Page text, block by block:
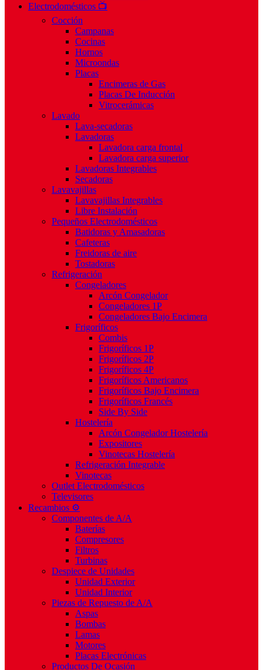
Electrodomésticos 📺
Cocción
Campanas
Cocinas
Hornos
Microondas
Placas
Encimeras de Gas
Placas De Inducción
Vitrocerámicas
Lavado
Lava-secadoras
Lavadoras
Lavadora carga frontal
Lavadora carga superior
Lavadoras Integrables
Secadoras
Lavavajillas
Lavavajillas Integrables
Libre Instalación
Pequeños Electrodomésticos
Batidoras y Amasadoras
Cafeteras
Freidoras de aire
Tostadoras
Refrigeración
Congeladores
Arcón Congelador
Congeladores 1P
Congeladores Bajo Encimera
Frigoríficos
Combis
Frigoríficos 1P
Frigoríficos 2P
Frigoríficos 4P
Frigoríficos Americanos
Frigoríficos Bajo Encimera
Frigoríficos Francés
Side By Side
Hostelería
Arcón Congelador Hostelería
Expositores
Vinotecas Hostelería
Refrigeración Integrable
Vinotecas
Outlet Electrodomésticos
Televisores
Recambios ⚙️
Componentes de A/A
Baterías
Compresores
Filtros
Turbinas
Despiece de Unidades
Unidad Exterior
Unidad Interior
Piezas de Repuesto de A/A
Aspas
Bombas
Lamas
Motores
Placas Electrónicas
Productos De Ocasión